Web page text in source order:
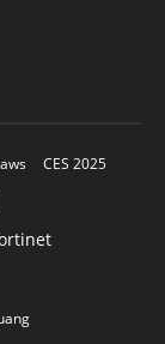
aws
CES 2025